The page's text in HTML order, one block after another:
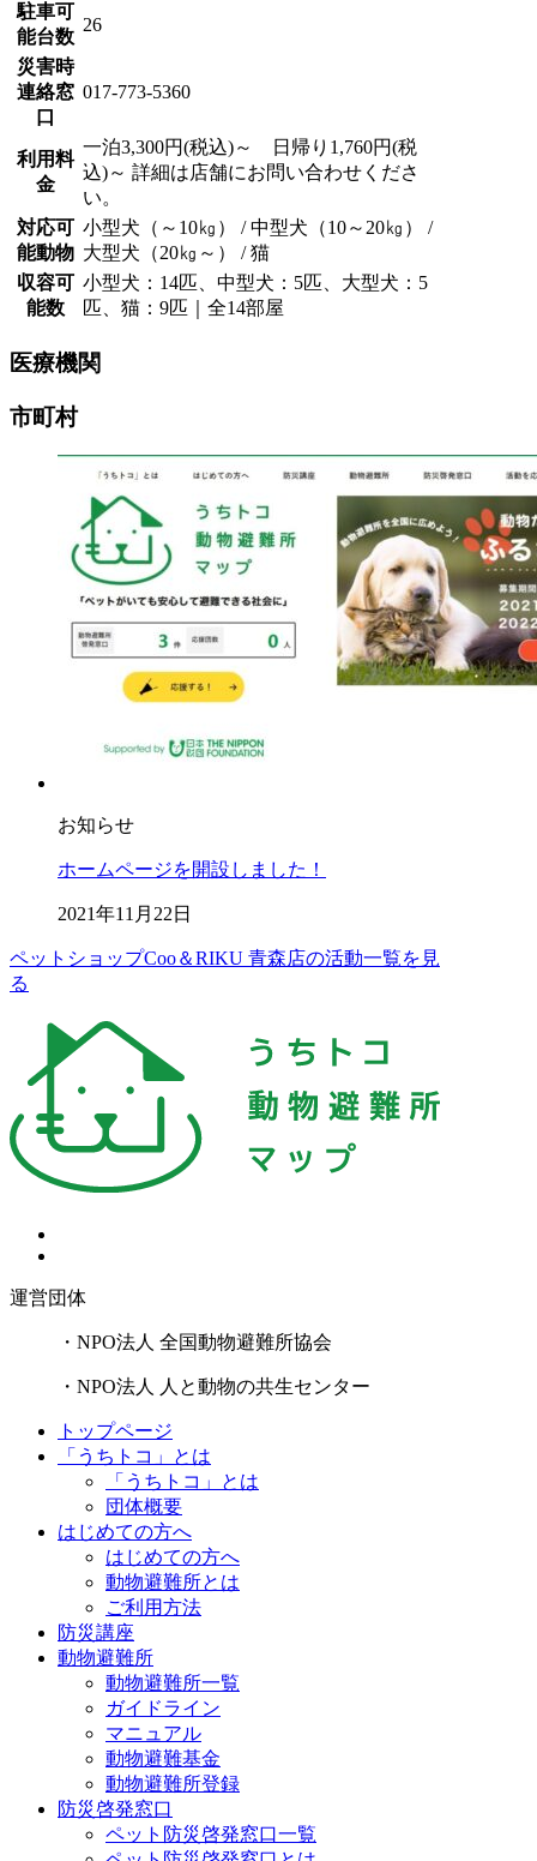
駐車可
能台数
26
災害時
連絡窓
口
017-773-5360
利用料
金
一泊3,300円(税込)～ 日帰り1,760円(税
込)～ 詳細は店舗にお問い合わせくださ
い。
対応可
能動物
小型犬（～10㎏） / 中型犬（10～20㎏） /
大型犬（20㎏～） / 猫
収容可
能数
小型犬：14匹、中型犬：5匹、大型犬：5
匹、猫：9匹｜全14部屋
医療機関
市町村
お知らせ
ホームページを開設しました！
2021年11月22日
ペットショップCoo＆RIKU 青森店の活動一覧を見
る
運営団体
・NPO法人 全国動物避難所協会
・NPO法人 人と動物の共生センター
トップページ
「うちトコ」とは
「うちトコ」とは
団体概要
はじめての方へ
はじめての方へ
動物避難所とは
ご利用方法
防災講座
動物避難所
動物避難所一覧
ガイドライン
マニュアル
動物避難基金
動物避難所登録
防災啓発窓口
ペット防災啓発窓口一覧